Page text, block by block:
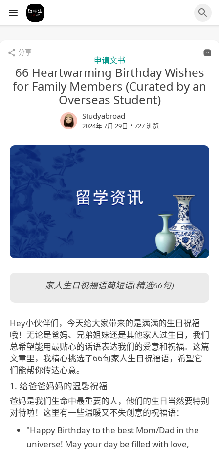
分享
申请文书
66 Heartwarming Birthday Wishes
for Family Members (Curated by an
Overseas Student)
Studyabroad
2024年 7月 29日 • 727 浏览
家人生日祝福语简短语(精选66句)
Hey小伙伴们，今天给大家带来的是满满的生日祝福
哦！无论是爸妈、兄弟姐妹还是其他家人过生日，我们
总希望能用最贴心的话语表达我们的爱意和祝福。这篇
文章里，我精心挑选了66句家人生日祝福语，希望它
们能帮你传达心意。
1. 给爸爸妈妈的温馨祝福
爸妈是我们生命中最重要的人，他们的生日当然要特别
对待啦！这里有一些温暖又不失创意的祝福语：
"Happy Birthday to the best Mom/Dad in the
universe! May your day be filled with love,